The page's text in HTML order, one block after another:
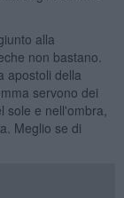
alla
non bastano.
apostoli della
servono dei
sole e nell'ombra,
Meglio se di